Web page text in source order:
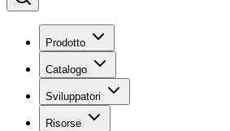
Prodotto
Catalogo
Sviluppatori
Risorse